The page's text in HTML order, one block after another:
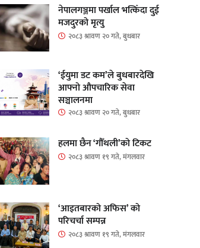
नेपालगञ्जमा पर्खाल भत्किँदा दुई
मजदुरको मृत्यु
२०८३ श्रावण २० गते, बुधबार
‘ईयुमा डट कम’ले बुधबारदेखि
आफ्नो औपचारिक सेवा
सञ्चालनमा
२०८३ श्रावण २० गते, बुधबार
हलमा छैन ‘गौँथली’को टिकट
२०८३ श्रावण १९ गते, मंगलवार
‘आइतबारको अफिस’ को
परिचर्चा सम्पन्न
२०८३ श्रावण १९ गते, मंगलवार